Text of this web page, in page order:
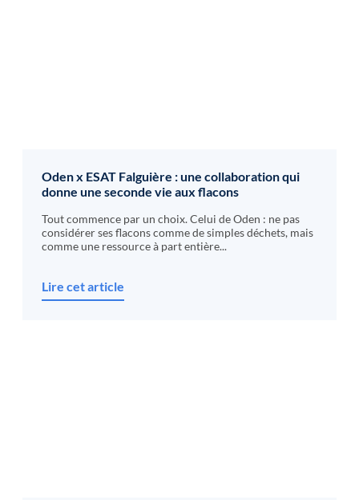
Oden x ESAT Falguière : une collaboration qui
donne une seconde vie aux flacons
Tout commence par un choix. Celui de Oden : ne pas
considérer ses flacons comme de simples déchets, mais
comme une ressource à part entière...
Lire cet article